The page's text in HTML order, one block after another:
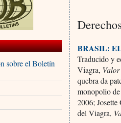
sobre el Boletín
BRASIL:
Traducido y
Viagra,
quebra da
monopolio
2006;
del Viagra,